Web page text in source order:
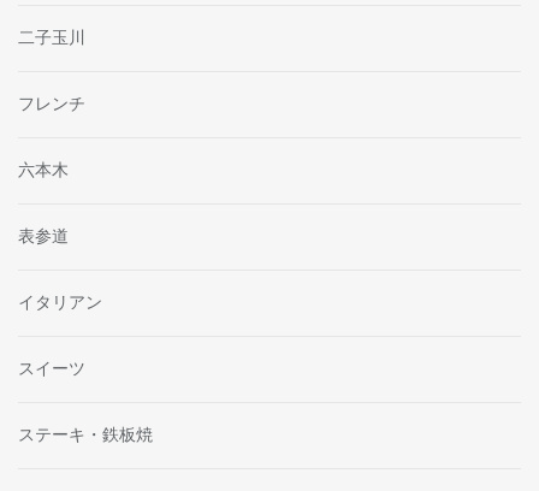
二子玉川
フレンチ
六本木
表参道
イタリアン
スイーツ
ステーキ・鉄板焼